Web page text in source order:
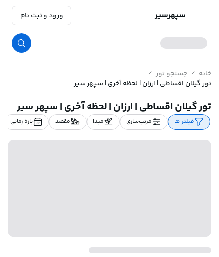
سپهرسیر ورود و ثبت نام
خانه
جستجو تور
تور گیلان اقساطی | ارزان | لحظه آخری | سپهر سیر
تور گیلان اقساطی | ارزان | لحظه آخری | سپهر سیر
فیلتر ها مرتب‌سازی مبدا مقصد بازه زمانی